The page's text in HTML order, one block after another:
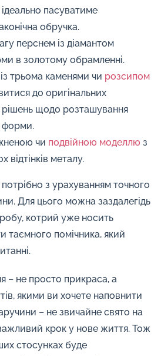
пасуватиме
обручка.
перснем із діамантом
в золотому обрамленні.
трьома каменями чи розсипом
до оригінальних
рішень щодо розташування
форми.
чи подвійною моделлю з
відтінків металу.
з урахуванням точного
Для цього можна заздалегідь
котрий уже носить
таємного помічника, який
– не просто прикраса, а
якими ви хочете наповнити
– не звичайне свято на
крок у нове життя. Тож
стосунках буде